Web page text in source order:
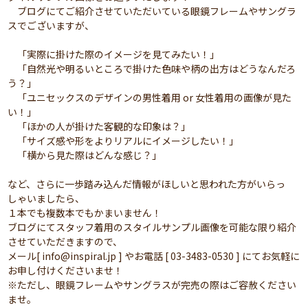
ブログにてご紹介させていただいている眼鏡フレームやサングラ
スでございますが、
「実際に掛けた際のイメージを見てみたい！」
「自然光や明るいところで掛けた色味や柄の出方はどうなんだろ
う？」
「ユニセックスのデザインの男性着用 or 女性着用の画像が見た
い！」
「ほかの人が掛けた客観的な印象は？」
「サイズ感や形をよりリアルにイメージしたい！」
「横から見た際はどんな感じ？」
など、さらに一歩踏み込んだ情報がほしいと思われた方がいらっ
しゃいましたら、
１本でも複数本でもかまいません！
ブログにてスタッフ着用のスタイルサンプル画像を可能な限り紹介
させていただきますので、
メール[ info@inspiral.jp ] やお電話 [ 03-3483-0530 ] にてお気軽に
お申し付けくださいませ！
※ただし、眼鏡フレームやサングラスが完売の際はご容赦ください
ませ。